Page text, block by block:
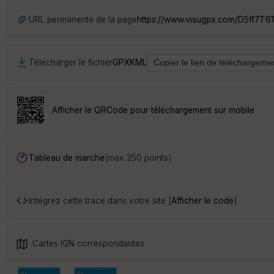
URL permanente de la pagehttps://www.visugpx.com/
Télécharger le fichierGPXKML
Afficher le QRCode pour téléchargement sur mobile
Tableau de marche(max 250 points)
Intégrez cette trace dans votre site [Afficher le code]
Cartes IGN correspondantes